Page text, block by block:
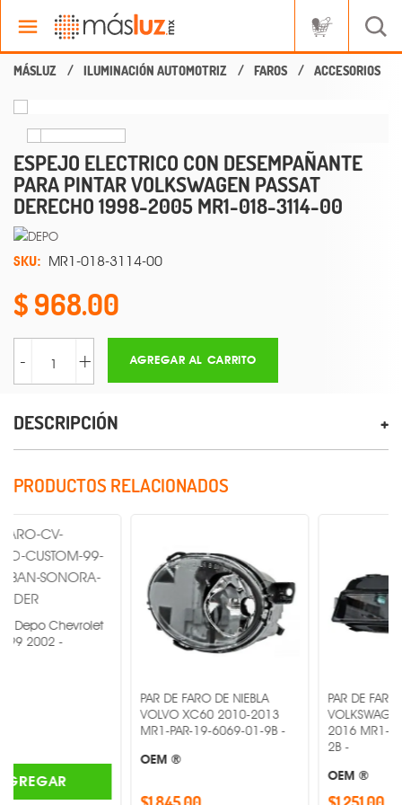
ILUMINACIÓN AUTOMOTRIZ FAROS ACCESORIOS
ESPEJO ELECTRICO CON DESEMPAÑANTE
PARA PINTAR VOLKSWAGEN PASSAT
DERECHO 1998-2005 MR1-018-3114-00
SKU: MR1-018-3114-00
968.00
- + AGREGAR AL CARRITO
DESCRIPCIÓN
PRODUCTOS RELACIONADOS
PAR DE FARO DE NIEBLA
VOLVO XC60 2010-2013
MR1-PAR-19-6069-01-9B -
PAR DE FARO DE NIEBLA
VOLKSWAGEN GOLF
2016 MR1-PAR-19-